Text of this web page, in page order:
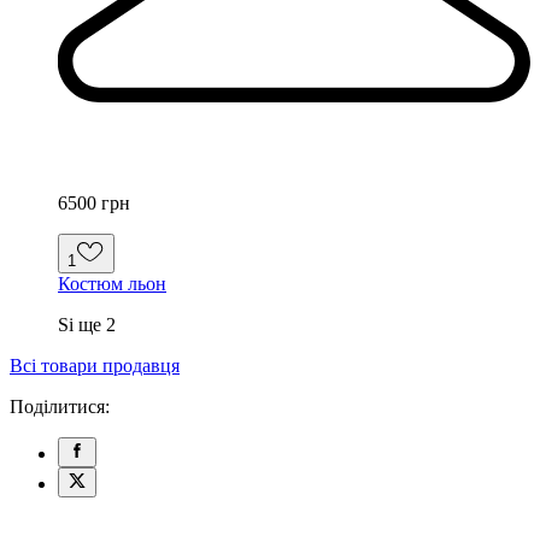
6500 грн
1
Костюм льон
Sі ще 2
Всі товари продавця
Поділитися: